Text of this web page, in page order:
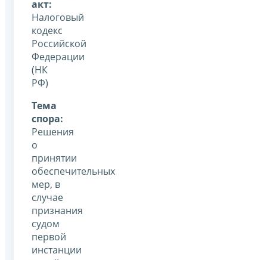
акт:
Налоговый
кодекс
Российской
Федерации
(НК
РФ)
Тема
спора:
Решения
о
принятии
обеспечительных
мер, в
случае
признания
судом
первой
инстанции